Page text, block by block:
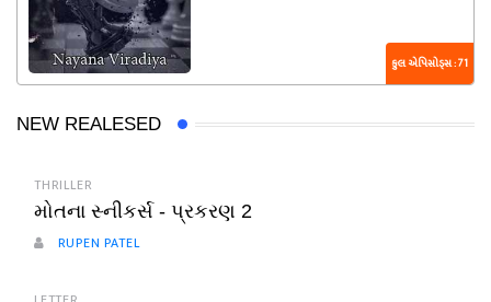
કુલ એપિસોડ્સ : 71
NEW REALESED
THRILLER
મોતના સ્નીકર્સ - પ્રકરણ 2
RUPEN PATEL